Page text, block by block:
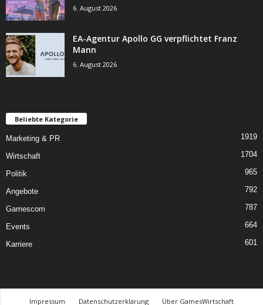
6. August 2026
EA-Agentur Apollo GG verpflichtet Franz
Mann
6. August 2026
Beliebte Kategorie
Marketing & PR 1919
Wirtschaft 1704
Politik 965
Angebote 792
Gamescom 787
Events 664
Karriere 601
Impressum Datenschutzerklärung Über GamesWirtschaft